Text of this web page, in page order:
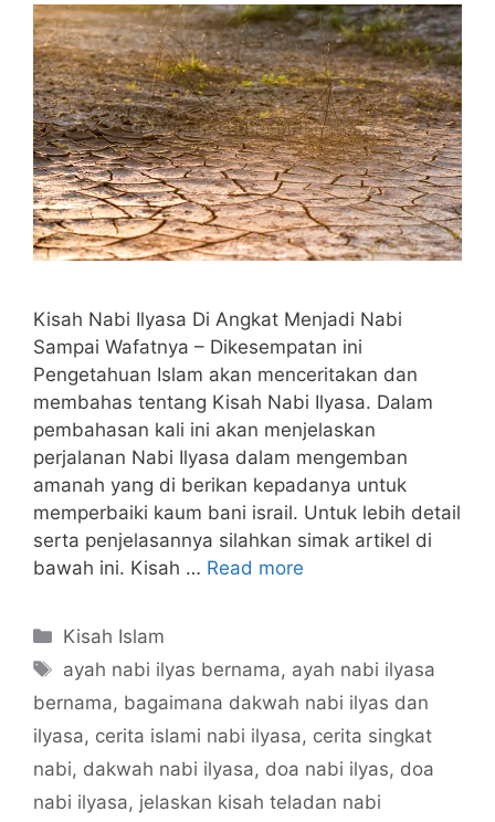
Kisah Nabi Ilyasa Di Angkat Menjadi Nabi
Sampai Wafatnya – Dikesempatan ini
Pengetahuan Islam akan menceritakan dan
membahas tentang Kisah Nabi Ilyasa. Dalam
pembahasan kali ini akan menjelaskan
perjalanan Nabi Ilyasa dalam mengemban
amanah yang di berikan kepadanya untuk
memperbaiki kaum bani israil. Untuk lebih detail
serta penjelasannya silahkan simak artikel di
bawah ini. Kisah … Read more
Categories
Kisah Islam
Tags
ayah nabi ilyas bernama, ayah nabi ilyasa
bernama, bagaimana dakwah nabi ilyas dan
ilyasa, cerita islami nabi ilyasa, cerita singkat
nabi, dakwah nabi ilyasa, doa nabi ilyas, doa
nabi ilyasa, jelaskan kisah teladan nabi